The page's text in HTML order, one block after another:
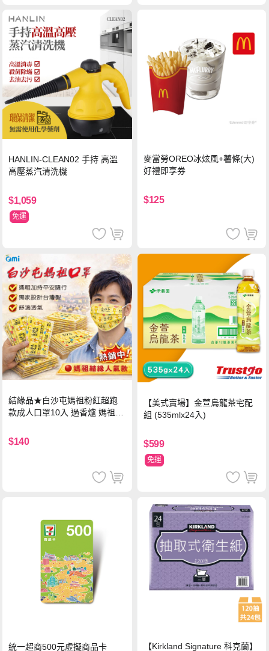
HANLIN-CLEAN02 手持 高溫
高壓蒸汽清洗機
$1,059
免運
麥當勞OREO冰炫風+薯條(大)
好禮即享券
$125
結緣品★白沙屯媽祖粉紅超跑
款成人口罩10入 過香爐 媽祖加
$140
【美式賣場】金萱烏龍茶宅配
組 (535mlx24入)
$599
免運
統一超商500元虛擬商品卡 【Kirkland Signature 科克蘭】